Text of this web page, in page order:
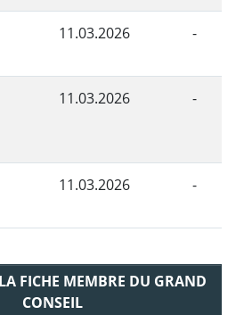
11.03.2026 -
11.03.2026 -
11.03.2026 -
FICHE MEMBRE DU GRAND
CONSEIL